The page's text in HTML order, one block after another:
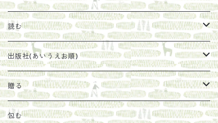
珈琲豆
太山寺珈琲焙煎室
うめぼし
塩
オリーブオイル
その他
エコラップ
石けん
ヘチマたわし
陶器
読む
刊行から時間が経ったけれど、長く売り続けたい一冊
贈り物に勧めたい絵本
紀伊半島ブックマルシェ関連本
出版社(あいうえお順)
らくだ舎出帆室
リトルプレス
贈る
包装
包む